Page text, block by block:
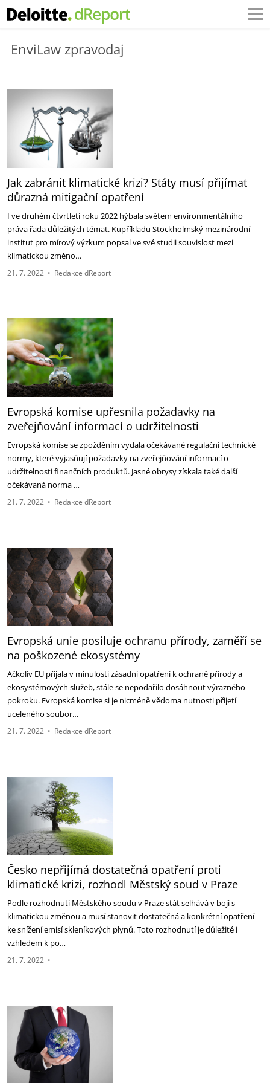
EnviLaw zpravodaj
Jak zabránit klimatické krizi? Státy musí přijímat
důrazná mitigační opatření
I ve druhém čtvrtletí roku 2022 hýbala světem environmentálního
práva řada důležitých témat. Kupříkladu Stockholmský mezinárodní
institut pro mírový výzkum popsal ve své studii souvislost mezi
klimatickou změno…
21. 7. 2022 • Redakce dReport
Evropská komise upřesnila požadavky na
zveřejňování informací o udržitelnosti
Evropská komise se zpožděním vydala očekávané regulační technické
normy, které vyjasňují požadavky na zveřejňování informací o
udržitelnosti finančních produktů. Jasné obrysy získala také další
očekávaná norma …
21. 7. 2022 • Redakce dReport
Evropská unie posiluje ochranu přírody, zaměří se
na poškozené ekosystémy
Ačkoliv EU přijala v minulosti zásadní opatření k ochraně přírody a
ekosystémových služeb, stále se nepodařilo dosáhnout výrazného
pokroku. Evropská komise si je nicméně vědoma nutnosti přijetí
uceleného soubor…
21. 7. 2022 • Redakce dReport
Česko nepřijímá dostatečná opatření proti
klimatické krizi, rozhodl Městský soud v Praze
Podle rozhodnutí Městského soudu v Praze stát selhává v boji s
klimatickou změnou a musí stanovit dostatečná a konkrétní opatření
ke snížení emisí skleníkových plynů. Toto rozhodnutí je důležité i
vzhledem k po…
21. 7. 2022 •